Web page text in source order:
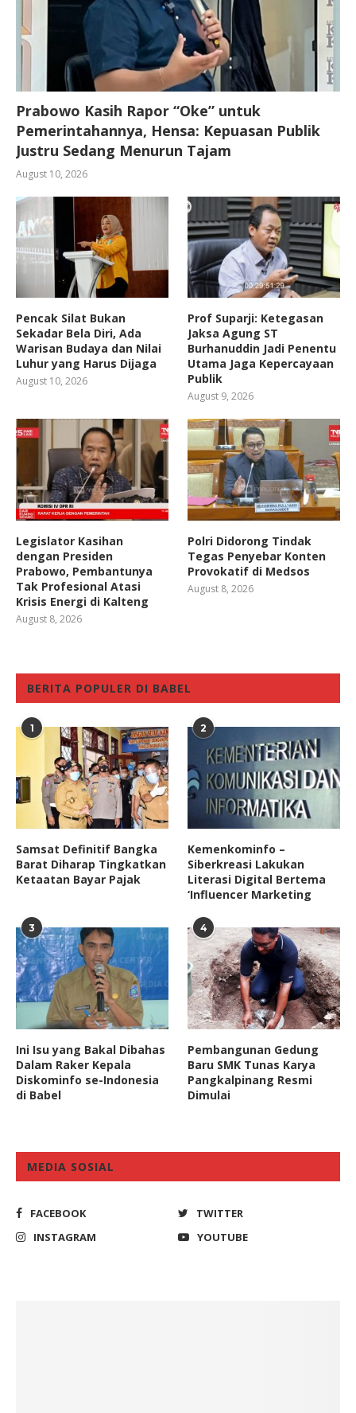
Prabowo Kasih Rapor “Oke” untuk
Pemerintahannya, Hensa: Kepuasan Publik
Justru Sedang Menurun Tajam
August 10, 2026
Pencak Silat Bukan
Sekadar Bela Diri, Ada
Warisan Budaya dan Nilai
Luhur yang Harus Dijaga
August 10, 2026
Prof Suparji: Ketegasan
Jaksa Agung ST
Burhanuddin Jadi Penentu
Utama Jaga Kepercayaan
Publik
August 9, 2026
Legislator Kasihan
dengan Presiden
Prabowo, Pembantunya
Tak Profesional Atasi
Krisis Energi di Kalteng
August 8, 2026
Polri Didorong Tindak
Tegas Penyebar Konten
Provokatif di Medsos
August 8, 2026
BERITA POPULER DI BABEL
1
Samsat Definitif Bangka
Barat Diharap Tingkatkan
Ketaatan Bayar Pajak
2
Kemenkominfo –
Siberkreasi Lakukan
Literasi Digital Bertema
‘Influencer Marketing
3
Ini Isu yang Bakal Dibahas
Dalam Raker Kepala
Diskominfo se-Indonesia
di Babel
4
Pembangunan Gedung
Baru SMK Tunas Karya
Pangkalpinang Resmi
Dimulai
MEDIA SOSIAL
FACEBOOK
TWITTER
INSTAGRAM
YOUTUBE